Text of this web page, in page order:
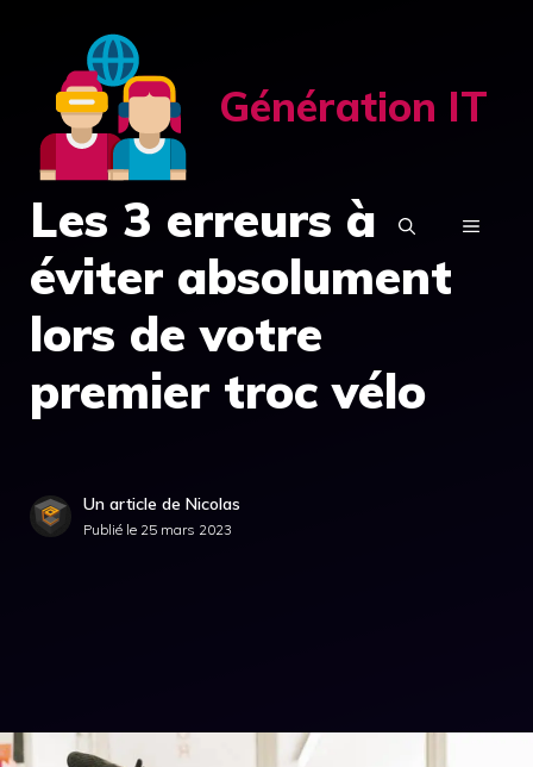
contenu
Génération IT
MENU
Les 3 erreurs à
éviter absolument
lors de votre
premier troc vélo
Un article de Nicolas
Publié le 25 mars 2023